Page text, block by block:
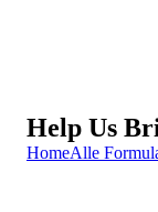
Help Us
HomeAlle